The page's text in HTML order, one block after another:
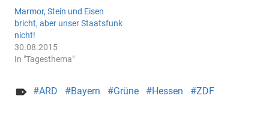
Marmor, Stein und Eisen
bricht, aber unser Staatsfunk
nicht!
30.08.2015
In "Tagesthema"
ARD Bayern Grüne Hessen ZDF